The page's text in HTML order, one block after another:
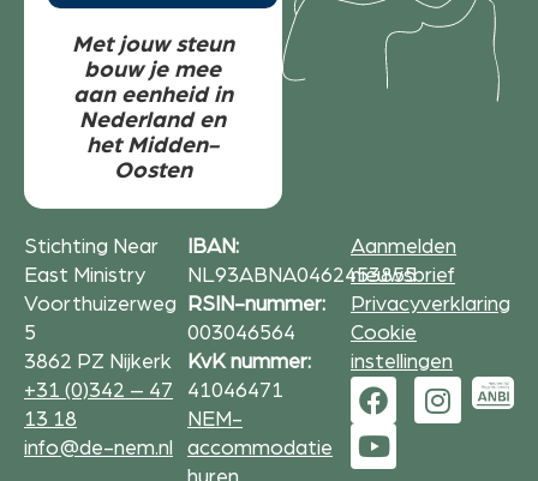
Met jouw steun
bouw je mee
aan eenheid in
Nederland en
het Midden-
Oosten
Stichting Near
East Ministry
Voorthuizerweg
5
3862 PZ Nijkerk
+31 (0)342 – 47
13 18
info@de-nem.nl
IBAN:
NL93ABNA0462453855
RSIN-nummer:
003046564
KvK nummer:
41046471
NEM-
accommodatie
Aanmelden
nieuwsbrief
Privacyverklaring
Cookie
instellingen